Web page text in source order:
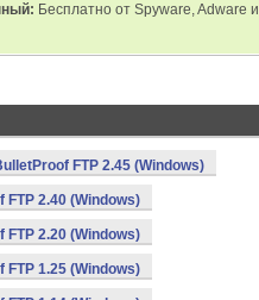
Бесплатно от Spyware, Adware и
FTP 2.45 (Windows)
FTP 2.40 (Windows)
FTP 2.20 (Windows)
FTP 1.25 (Windows)